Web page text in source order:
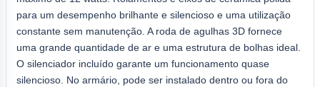
para um desempenho brilhante e silencioso e uma utilização
constante sem manutenção. A roda de agulhas 3D fornece
uma grande quantidade de ar e uma estrutura de bolhas ideal.
O silenciador incluído garante um funcionamento quase
silencioso. No armário, pode ser instalado dentro ou fora do